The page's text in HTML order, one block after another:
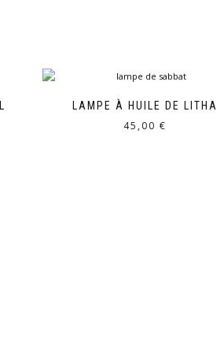
LAMPE À HUILE DE LITHA
45,00€